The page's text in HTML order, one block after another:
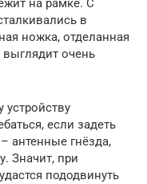
на рамке. С
в
ножка, отделанная
очень
если задеть
антенные гнёзда,
Значит, при
пододвинуть